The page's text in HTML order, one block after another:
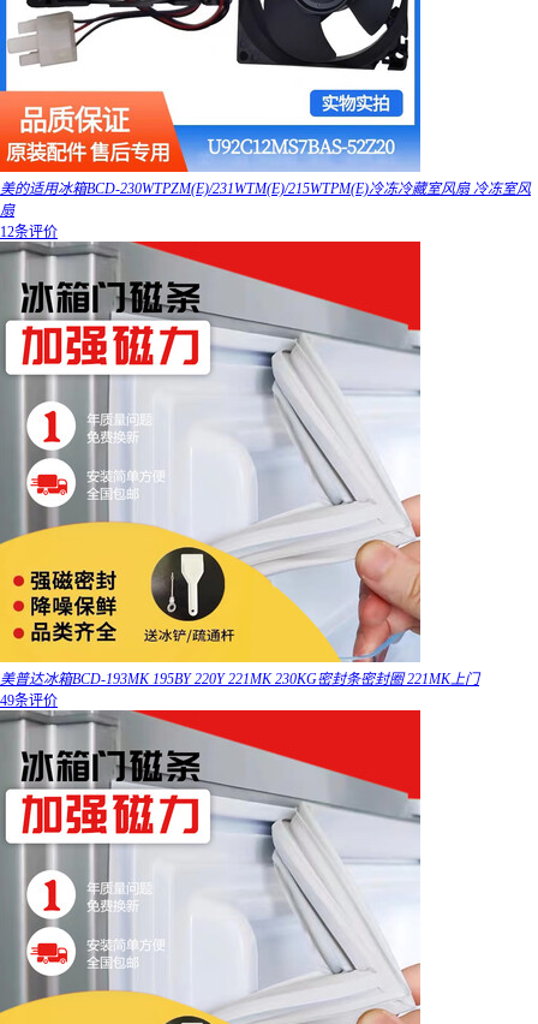
美的适用冰箱BCD-230WTPZM(E)/231WTM(E)/215WTPM(E)冷冻冷藏室风扇 冷冻室风
扇
12条评价
美普达冰箱BCD-193MK 195BY 220Y 221MK 230KG密封条密封圈 221MK上门
49条评价